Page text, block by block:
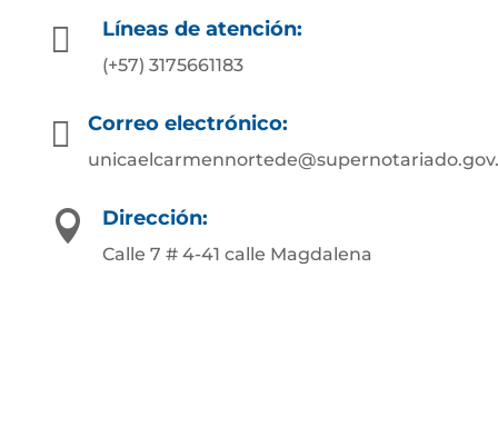
 Líneas de atención:
(+57) 3175661183
 Correo electrónico:
 Dirección:
Calle 7 # 4-41 calle Magdalena